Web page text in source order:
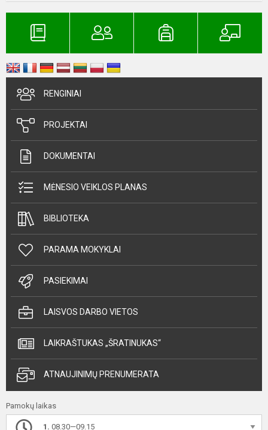
RENGINIAI
PROJEKTAI
DOKUMENTAI
MĖNESIO VEIKLOS PLANAS
BIBLIOTEKA
PARAMA MOKYKLAI
PASIEKIMAI
LAISVOS DARBO VIETOS
LAIKRAŠTUKAS „ŠRATINUKAS“
ATNAUJINIMŲ PRENUMERATA
Pamokų laikas
1. 08.30—09.15